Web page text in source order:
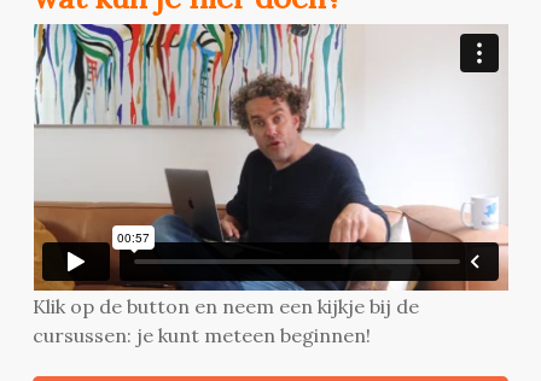
Klik op de button en neem een kijkje bij de
cursussen: je kunt meteen beginnen!